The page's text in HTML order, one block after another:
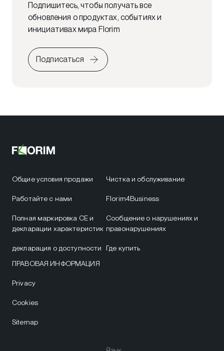
Подпишитесь, чтобы получать все
обновления о продуктах, событиях и
инициативах мира Florim
Подписаться
Общие условия продажи
Работайте с нами
Полная маркировка CE и
декларации характеристик
декларация о доступности
Чистка и обслуживание
Florim4Business
Сообщение о нарушениях и
правонарушениях
Где купить
ПРАВОВАЯ ИНФОРМАЦИЯ
Privacy
Cookies
Sitemap